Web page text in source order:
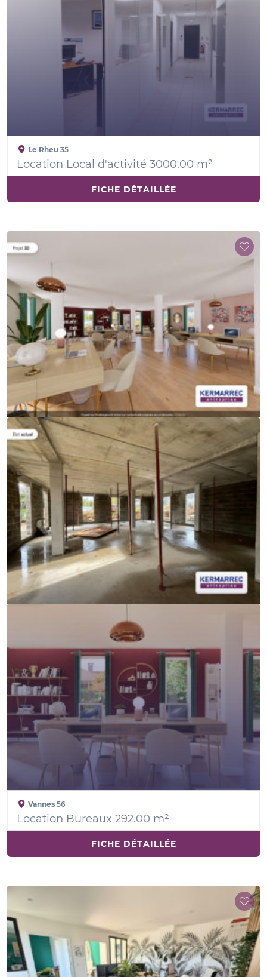
Le Rheu 35
Location Local d'activité 3000.00 m²
FICHE DÉTAILLÉE
Vannes 56
Location Bureaux 292.00 m²
FICHE DÉTAILLÉE